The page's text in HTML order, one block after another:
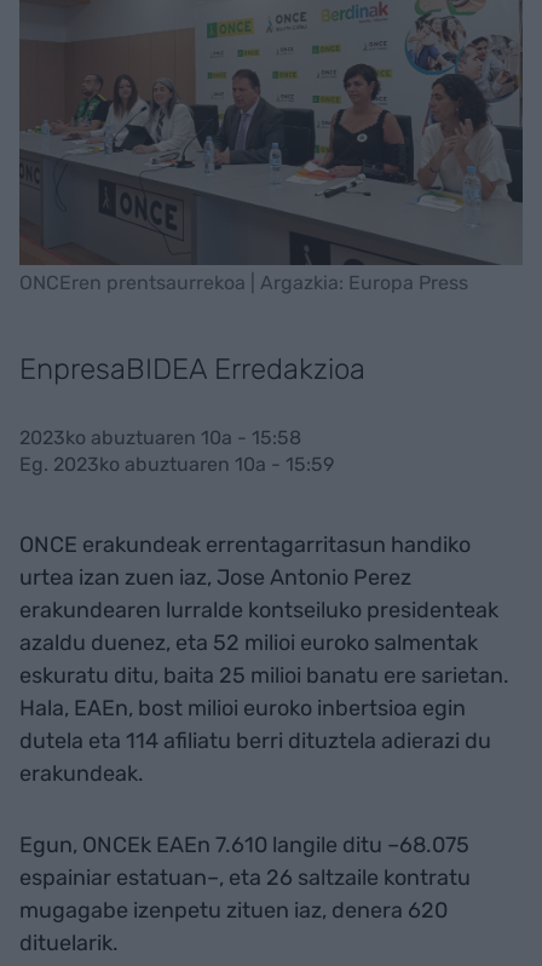
ONCEren prentsaurrekoa | Argazkia: Europa Press
EnpresaBIDEA Erredakzioa
2023ko abuztuaren 10a - 15:58
Eg. 2023ko abuztuaren 10a - 15:59
ONCE erakundeak errentagarritasun handiko
urtea izan zuen iaz, Jose Antonio Perez
erakundearen lurralde kontseiluko presidenteak
azaldu duenez, eta 52 milioi euroko salmentak
eskuratu ditu, baita 25 milioi banatu ere sarietan.
Hala, EAEn, bost milioi euroko inbertsioa egin
dutela eta 114 afiliatu berri dituztela adierazi du
erakundeak.
Egun, ONCEk EAEn 7.610 langile ditu –68.075
espainiar estatuan–, eta 26 saltzaile kontratu
mugagabe izenpetu zituen iaz, denera 620
dituelarik.